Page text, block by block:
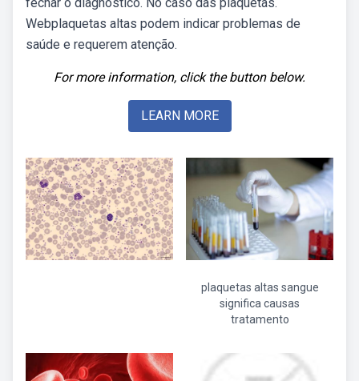
Webplaquetas altas podem indicar problemas de
saúde e requerem atenção.
For more information, click the button below.
LEARN MORE
plaquetas altas sangue
significa causas
tratamento